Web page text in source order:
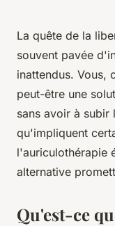
La quête de la
souvent pavée
inattendus. Vous,
peut-être une
sans avoir à subir
qu'impliquent
l'auriculothérapie
alternative
Qu'est-ce